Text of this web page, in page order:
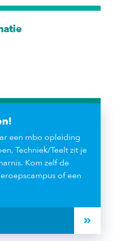
een mbo opleiding
Techniek/Teelt zit je
Kom zelf de
of een